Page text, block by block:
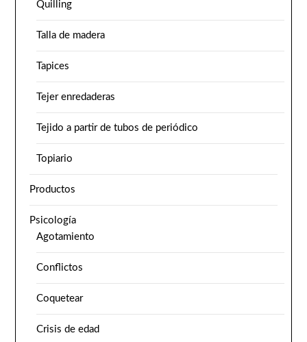
Quilling
Talla de madera
Tapices
Tejer enredaderas
Tejido a partir de tubos de periódico
Topiario
Productos
Psicología
Agotamiento
Conflictos
Coquetear
Crisis de edad